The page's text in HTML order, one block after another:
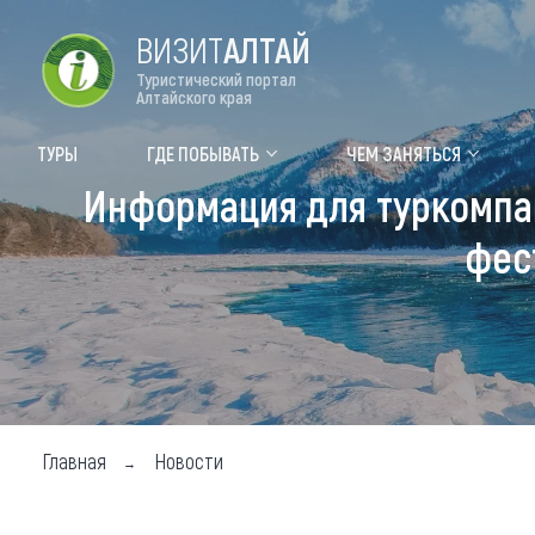
Форум VISIT ALTAI
Туры Где
Топ
ВИЗИТАЛТАЙ
Туристический портал
Алтайского края
ТУРЫ ГДЕ ПОБЫВАТЬ ЧЕМ ЗАНЯТЬСЯ
Информация для
Главная Новости